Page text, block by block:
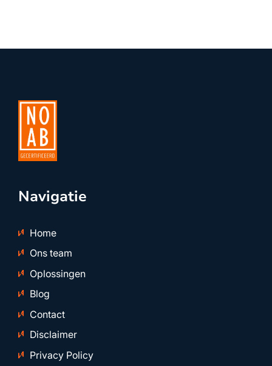
Navigatie
Home
Ons team
Oplossingen
Blog
Contact
Disclaimer
Privacy Policy